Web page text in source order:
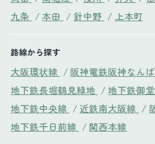
九条 / 本田 / 針中野 / 上本町
路線から探す
大阪環状線 / 阪神電鉄阪神なんば
地下鉄長堀鶴見緑地 / 地下鉄御
地下鉄中央線 / 近鉄南大阪線 /
地下鉄千日前線 / 関西本線